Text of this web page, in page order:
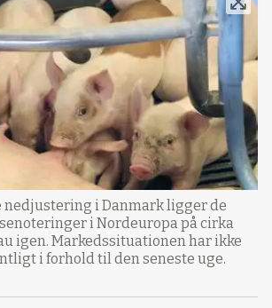
nedjustering i Danmark ligger de
i Nordeuropa på cirka
igen. Markedssituationen har ikke
i forhold til den seneste uge.